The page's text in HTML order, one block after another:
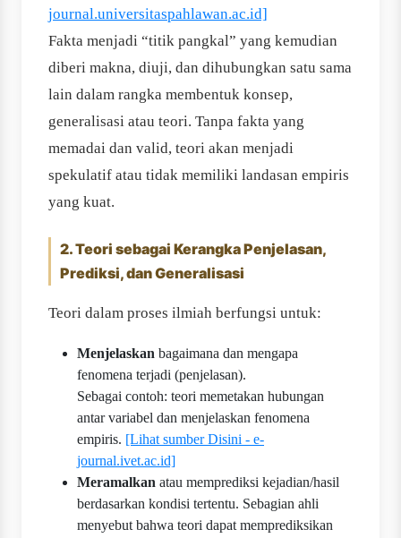
journal.universitaspahlawan.ac.id]
Fakta menjadi “titik pangkal” yang kemudian
diberi makna, diuji, dan dihubungkan satu sama
lain dalam rangka membentuk konsep,
generalisasi atau teori. Tanpa fakta yang
memadai dan valid, teori akan menjadi
spekulatif atau tidak memiliki landasan empiris
yang kuat.
2. Teori sebagai Kerangka Penjelasan,
Prediksi, dan Generalisasi
Teori dalam proses ilmiah berfungsi untuk:
Menjelaskan bagaimana dan mengapa
fenomena terjadi (penjelasan).
Sebagai contoh: teori memetakan hubungan
antar variabel dan menjelaskan fenomena
empiris. [Lihat sumber Disini - e-
journal.ivet.ac.id]
Meramalkan atau memprediksi kejadian/hasil
berdasarkan kondisi tertentu. Sebagian ahli
menyebut bahwa teori dapat memprediksikan